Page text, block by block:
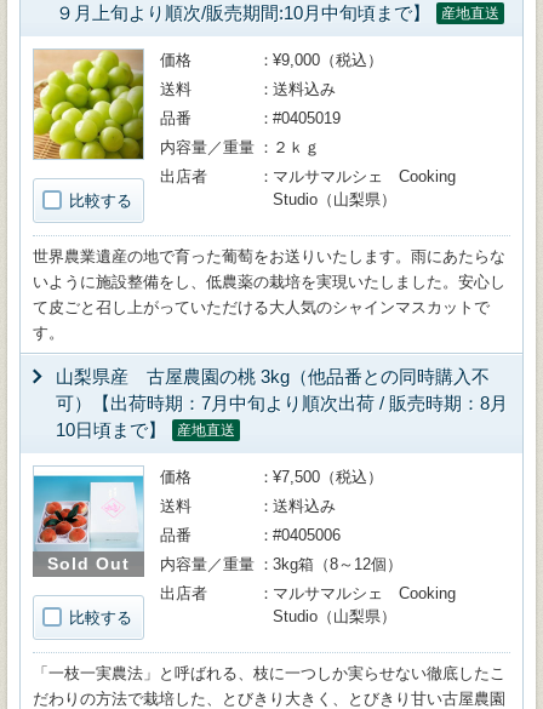
９月上旬より順次/販売期間:10月中旬頃まで】
産地直送
比較する
価格
¥9,000（税込）
送料
送料込み
品番
#0405019
内容量／重量
２ｋｇ
出店者
マルサマルシェ Cooking
Studio（山梨県）
世界農業遺産の地で育った葡萄をお送りいたします。雨にあたらな
いように施設整備をし、低農薬の栽培を実現いたしました。安心し
て皮ごと召し上がっていただける大人気のシャインマスカットで
す。
山梨県産 古屋農園の桃 3kg（他品番との同時購入不
可）【出荷時期：7月中旬より順次出荷 / 販売時期：8月
10日頃まで】
産地直送
Sold Out
比較する
価格
¥7,500（税込）
送料
送料込み
品番
#0405006
内容量／重量
3kg箱（8～12個）
出店者
マルサマルシェ Cooking
Studio（山梨県）
「一枝一実農法」と呼ばれる、枝に一つしか実らせない徹底したこ
だわりの方法で栽培した、とびきり大きく、とびきり甘い古屋農園